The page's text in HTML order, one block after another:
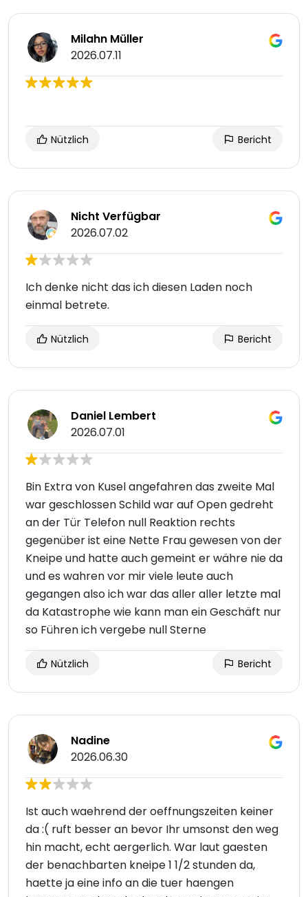
Milahn Müller
2026.07.11
Nützlich Bericht
Nicht Verfügbar
2026.07.02
Ich denke nicht das ich diesen Laden noch
einmal betrete.
Nützlich Bericht
Daniel Lembert
2026.07.01
Bin Extra von Kusel angefahren das zweite Mal
war geschlossen Schild war auf Open gedreht
an der Tür Telefon null Reaktion rechts
gegenüber ist eine Nette Frau gewesen von der
Kneipe und hatte auch gemeint er währe nie da
und es wahren vor mir viele leute auch
gegangen also ich war das aller aller letzte mal
da Katastrophe wie kann man ein Geschäft nur
so Führen ich vergebe null Sterne
Nützlich Bericht
Nadine
2026.06.30
Ist auch waehrend der oeffnungszeiten keiner
da :( ruft besser an bevor Ihr umsonst den weg
hin macht, echt aergerlich. War laut gaesten
der benachbarten kneipe 1 1/2 stunden da,
haette ja eine info an die tuer haengen